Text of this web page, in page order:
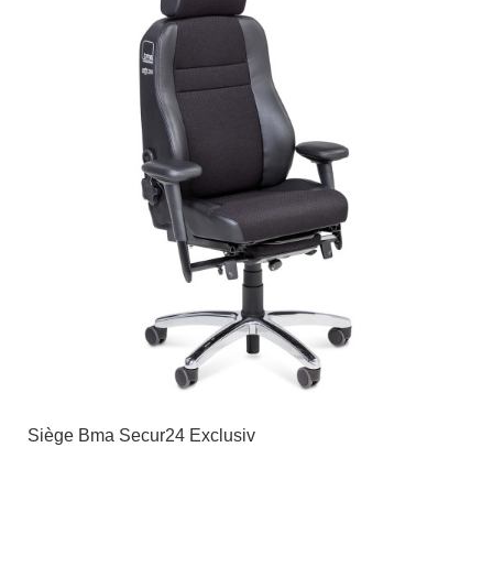
Siège Bma Secur24 Exclusiv